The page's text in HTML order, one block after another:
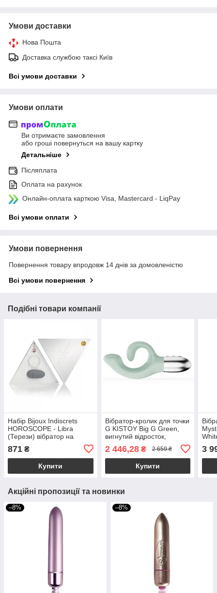
Умови доставки
Нова Пошта
Доставка службою таксі Київ
Всі умови доставки
Умови оплати
Ви отримаєте замовлення
або гроші повернуться на вашу картку
Детальніше
Післяплата
Оплата на рахунок
Онлайн-оплата карткою Visa, Mastercard - LiqPay
Всі умови оплати
Умови повернення
Повернення товару впродовж 14 днів за домовленістю
Всі умови повернення
Подібні товари компанії
Набір Bijoux Indiscrets
HOROSCOPE - Libra
(Терези) вібратор на
палець, гель для клітора,
підвіска
871 ₴
Купити
Вібратор-кролик для точки
G KISTOY Big G Green,
вигнутий відросток,
2 446,28₴ 2 659 ₴
Купити
3
Акційні пропозиції та новинки
–8% –8%